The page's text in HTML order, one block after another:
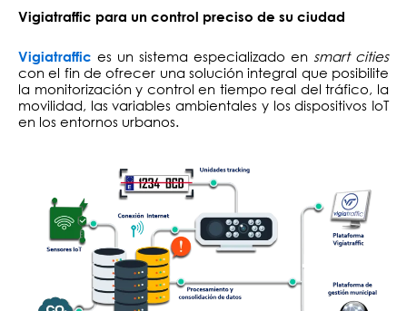
Vigiatraffic para un control preciso de su ciudad
Vigiatraffic es un sistema especializado en smart cities
con el fin de ofrecer una solución integral que posibilite
la monitorización y control en tiempo real del tráfico, la
movilidad, las variables ambientales y los dispositivos IoT
en los entornos urbanos.